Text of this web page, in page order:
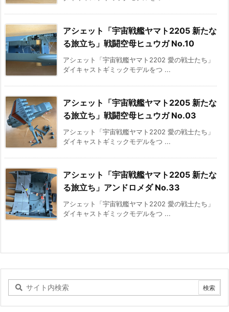
アシェット「宇宙戦艦ヤマト2205 新たな
る旅立ち」戦闘空母ヒュウガ No.10
アシェット「宇宙戦艦ヤマト2202 愛の戦士たち」
ダイキャストギミックモデルをつ ...
アシェット「宇宙戦艦ヤマト2205 新たな
る旅立ち」戦闘空母ヒュウガ No.03
アシェット「宇宙戦艦ヤマト2202 愛の戦士たち」
ダイキャストギミックモデルをつ ...
アシェット「宇宙戦艦ヤマト2205 新たな
る旅立ち」アンドロメダ No.33
アシェット「宇宙戦艦ヤマト2202 愛の戦士たち」
ダイキャストギミックモデルをつ ...